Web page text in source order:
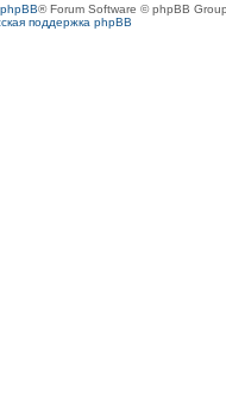
phpBB® Forum Software © phpBB Group
поддержка phpBB